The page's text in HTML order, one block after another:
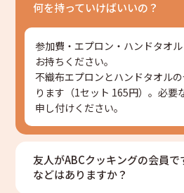
何を持っていけばいいの？
参加費・エプロン・ハンドタオ
お持ちください。
不織布エプロンとハンドタオル
ります（1セット 165円）。必要
申し付けください。
友人がABCクッキングの会員
などはありますか？